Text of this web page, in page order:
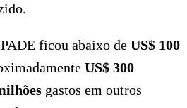
ficou abaixo de US$ 100
US$ 300
gastos em outros